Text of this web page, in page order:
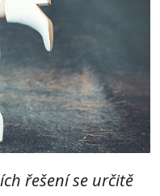
řešení se určitě